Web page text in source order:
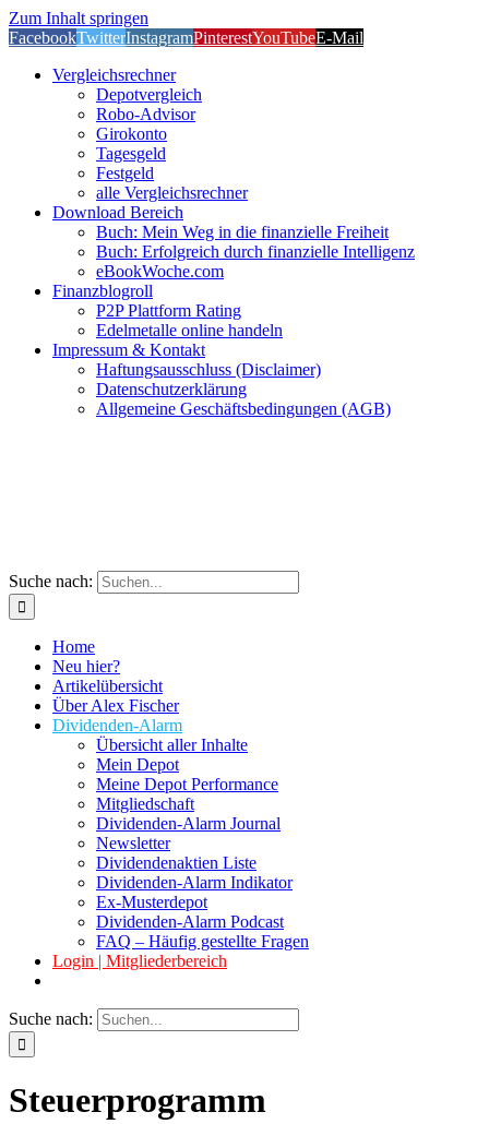
Zum Inhalt springen
FacebookTwitterInstagramPinterestYouTubeE-Mail
Vergleichsrechner
Depotvergleich
Robo-Advisor
Girokonto
Tagesgeld
Festgeld
alle Vergleichsrechner
Download Bereich
Buch: Mein Weg in die finanzielle Freiheit
Buch: Erfolgreich durch finanzielle Intelligenz
eBookWoche.com
Finanzblogroll
P2P Plattform Rating
Edelmetalle online handeln
Impressum & Kontakt
Haftungsausschluss (Disclaimer)
Datenschutzerklärung
Allgemeine Geschäftsbedingungen (AGB)
Suche nach:
Home
Neu hier?
Artikelübersicht
Über Alex Fischer
Dividenden-Alarm
Übersicht aller Inhalte
Mein Depot
Meine Depot Performance
Mitgliedschaft
Dividenden-Alarm Journal
Newsletter
Dividendenaktien Liste
Dividenden-Alarm Indikator
Ex-Musterdepot
Dividenden-Alarm Podcast
FAQ – Häufig gestellte Fragen
Login | Mitgliederbereich
Suche nach:
Steuerprogramm